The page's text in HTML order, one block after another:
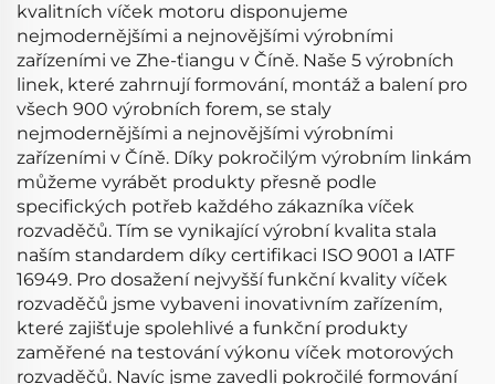
kvalitních víček motoru disponujeme
nejmodernějšími a nejnovějšími výrobními
zařízeními ve Zhe-ťiangu v Číně. Naše 5 výrobních
linek, které zahrnují formování, montáž a balení pro
všech 900 výrobních forem, se staly
nejmodernějšími a nejnovějšími výrobními
zařízeními v Číně. Díky pokročilým výrobním linkám
můžeme vyrábět produkty přesně podle
specifických potřeb každého zákazníka víček
rozvaděčů. Tím se vynikající výrobní kvalita stala
naším standardem díky certifikaci ISO 9001 a IATF
16949. Pro dosažení nejvyšší funkční kvality víček
rozvaděčů jsme vybaveni inovativním zařízením,
které zajišťuje spolehlivé a funkční produkty
zaměřené na testování výkonu víček motorových
rozvaděčů. Navíc jsme zavedli pokročilé formování